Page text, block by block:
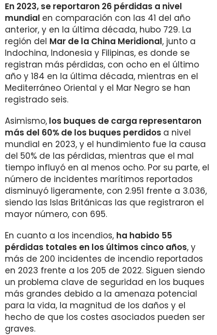
En 2023, se reportaron 26 pérdidas a nivel
mundial en comparación con las 41 del año
anterior, y en la última década, hubo 729. La
región del Mar de la China Meridional, junto a
Indochina, Indonesia y Filipinas, es donde se
registran más pérdidas, con ocho en el último
año y 184 en la última década, mientras en el
Mediterráneo Oriental y el Mar Negro se han
registrado seis.
Asimismo, los buques de carga representaron
más del 60% de los buques perdidos a nivel
mundial en 2023, y el hundimiento fue la causa
del 50% de las pérdidas, mientras que el mal
tiempo influyó en al menos ocho. Por su parte, el
número de incidentes marítimos reportados
disminuyó ligeramente, con 2.951 frente a 3.036,
siendo las Islas Británicas las que registraron el
mayor número, con 695.
En cuanto a los incendios, ha habido 55
pérdidas totales en los últimos cinco años, y
más de 200 incidentes de incendio reportados
en 2023 frente a los 205 de 2022. Siguen siendo
un problema clave de seguridad en los buques
más grandes debido a la amenaza potencial
para la vida, la magnitud de los daños y el
hecho de que los costes asociados pueden ser
graves.